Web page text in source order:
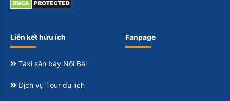
Liên kết hữu ích
Taxi sân bay Nội Bài
Dịch vụ Tour du lich
Fanpage